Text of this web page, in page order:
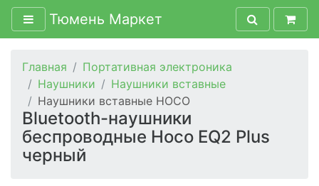
Тюмень Маркет
Главная
Портативная электроника
Наушники
Наушники вставные
Наушники вставные HOCO
Bluetooth-наушники
беспроводные Hoco EQ2 Plus
черный